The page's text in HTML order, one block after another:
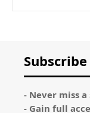
Subscribe
- Never miss
- Gain full